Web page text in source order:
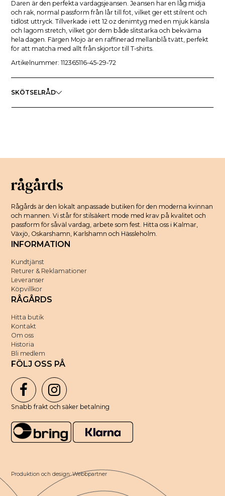
Daren är den perfekta vardagsjeansen. Jeansen har en låg midja
och rak, normal passform från lår till fot, vilket ger ett stilrent och
tidlöst uttryck. Tillverkade i ett 12 oz denimtyg med en mjuk känsla
och lagom stretch, vilket gör dem både slitstarka och bekväma
hela dagen. Färgen Mojo är en raffinerad mellanblå tvätt, perfekt
för att matcha med allt från skjortor till T-shirts.
Artikelnummer: 112365116-45-29-72
SKÖTSELRÅD
Rågårds är den lokalt anpassade butiken för den moderna kvinnan
och mannen. Vi står för stilsäkert mode med krav på kvalitet och
passform för såväl vardag, arbete som fest. Hitta oss i Kalmar,
Växjö, Oskarshamn, Karlshamn och Hässleholm.
INFORMATION
Kundtjänst
Returer & Reklamationer
Leveranser
Köpvillkor
RÅGÅRDS
Hitta butik
Kontakt
Om oss
Historia
Bli medlem
FÖLJ OSS PÅ
Snabb frakt och säker betalning
Produktion och design: Webbpartner